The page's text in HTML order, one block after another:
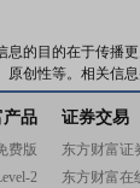
息的目的在于传播
原创性等。相关信
产品
费版
2
证券交易
东方财富证
东方财富在